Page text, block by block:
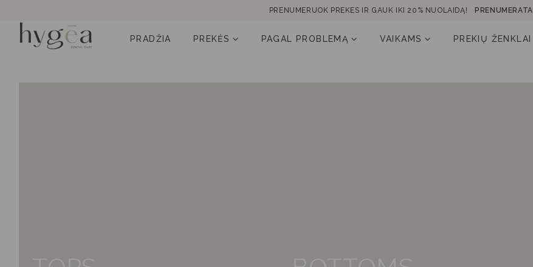
PRENUMERUOK PREKES IR GAUK IKI 20% NUOLAIDĄ! PRENUMERATA
PRADŽIA PREKĖS PAGAL PROBLEMĄ VAIKAMS PREKIŲ ŽENKLAI